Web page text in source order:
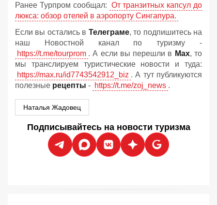
Ранее Турпром сообщал: От транзитных капсул до
люкса: обзор отелей в аэропорту Сингапура.
Если вы остались в Телеграме, то подпишитесь на
наш Новостной канал по туризму -
https://t.me/tourprom . А если вы перешли в Мах, то
мы транслируем туристические новости и туда:
https://max.ru/id7743542912_biz . А тут публикуются
полезные рецепты - https://t.me/zoj_news .
Наталья Жадовец
Подписывайтесь на новости туризма